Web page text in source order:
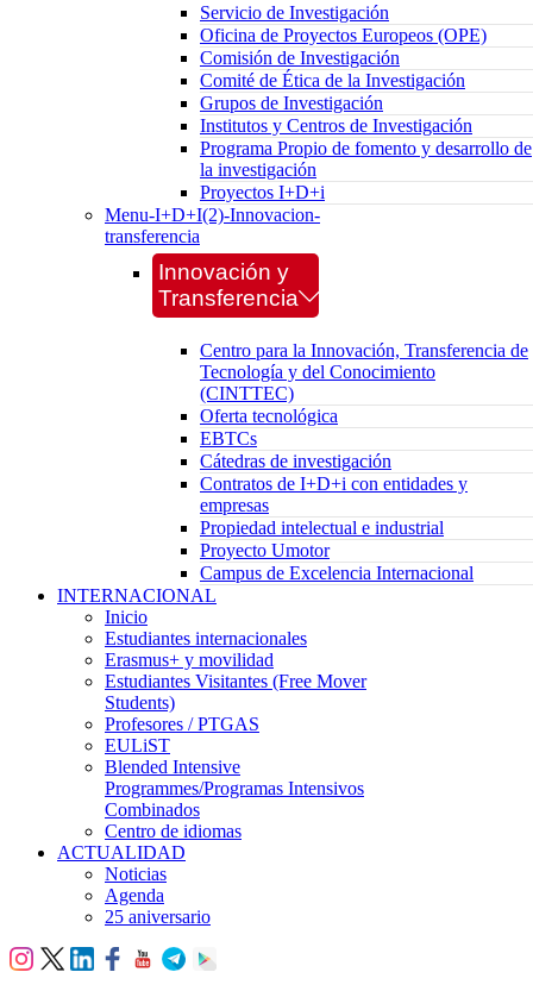
Servicio de Investigación
Oficina de Proyectos Europeos (OPE)
Comisión de Investigación
Comité de Ética de la Investigación
Grupos de Investigación
Institutos y Centros de Investigación
Programa Propio de fomento y desarrollo de
la investigación
Proyectos I+D+i
Menu-I+D+I(2)-Innovacion-
transferencia
Innovación y
Transferencia
Centro para la Innovación, Transferencia de
Tecnología y del Conocimiento
(CINTTEC)
Oferta tecnológica
EBTCs
Cátedras de investigación
Contratos de I+D+i con entidades y
empresas
Propiedad intelectual e industrial
Proyecto Umotor
Campus de Excelencia Internacional
INTERNACIONAL
Inicio
Estudiantes internacionales
Erasmus+ y movilidad
Estudiantes Visitantes (Free Mover
Students)
Profesores / PTGAS
EULiST
Blended Intensive
Programmes/Programas Intensivos
Combinados
Centro de idiomas
ACTUALIDAD
Noticias
Agenda
25 aniversario